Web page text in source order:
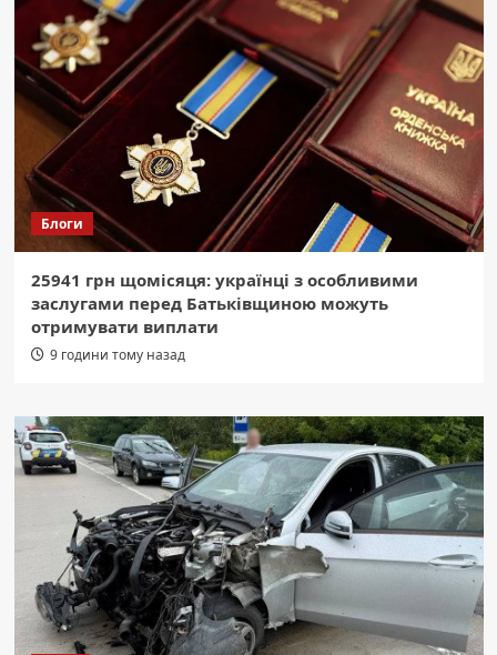
Блоги
25941 грн щомісяця: українці з особливими
заслугами перед Батьківщиною можуть
отримувати виплати
9 години тому назад